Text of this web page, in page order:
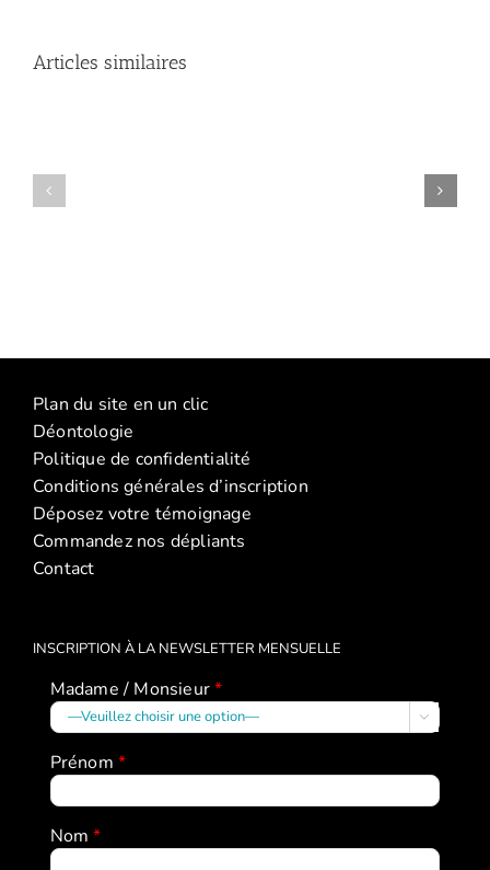
Articles similaires
La
discipline
positive
(2026)
Plan du site en un clic
Déontologie
Politique de confidentialité
Conditions générales d’inscription
Déposez votre témoignage
Commandez nos dépliants
Contact
INSCRIPTION À LA NEWSLETTER MENSUELLE
Madame / Monsieur*

Prénom *
Nom*